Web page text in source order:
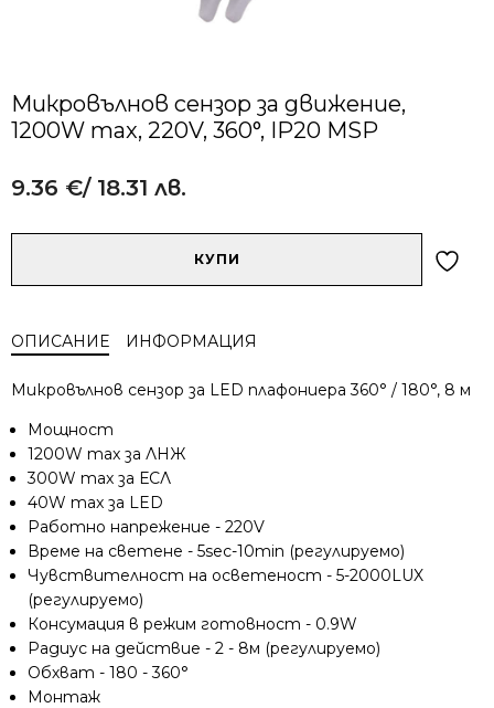
Микровълнов сензор за движение,
1200W max, 220V, 360°, IP20 MSP
9.36 €/ 18.31 лв.
за
1200W
220V,
360°,
IP20
MSP
КУПИ
ОПИСАНИЕ ИНФОРМАЦИЯ
Микровълнов сензор за LED плафониера 360° / 180°, 8 м
Мощност
1200W max за ЛНЖ
300W max за ЕСЛ
40W max за LED
Работно напрежение - 220V
Време на светене - 5sec-10min (регулируемо)
Чувствителност на осветеност - 5-2000LUX
(регулируемо)
Консумация в режим готовност - 0.9W
Радиус на действие - 2 - 8м (регулируемо)
Обхват - 180 - 360°
Монтаж